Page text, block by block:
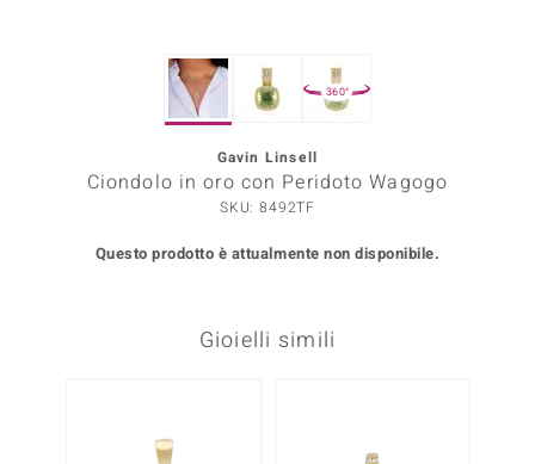
360°
Gavin Linsell
Ciondolo in oro con Peridoto Wagogo
SKU: 8492TF
Questo prodotto è attualmente non disponibile.
Gioielli simili